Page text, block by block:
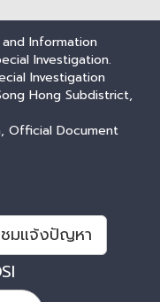
Information
Investigation.
Investigation
Hong Subdistrict,
Official Document
ชมแจ้งปัญหา